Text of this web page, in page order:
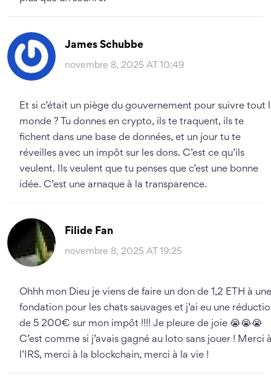
James Schubbe
novembre 8, 2025 AT 10:49
Et si c’était un piège du gouvernement pour suivre tout
monde ? Tu donnes en crypto, ils te traquent, ils te
fichent dans une base de données, et un jour tu te
réveilles avec un impôt sur les dons. C’est ce qu’ils
veulent. Ils veulent que tu penses que c’est une bonne
idée. C’est une arnaque à la transparence.
Filide Fan
novembre 8, 2025 AT 19:25
Ohhh mon Dieu je viens de faire un don de 1,2 ETH à une
fondation pour les chats sauvages et j’ai eu une
de 5 200€ sur mon impôt !!!! Je pleure de joie 😭😭😭
C’est comme si j’avais gagné au loto sans jouer ! Merci
l’IRS, merci à la blockchain, merci à la vie !